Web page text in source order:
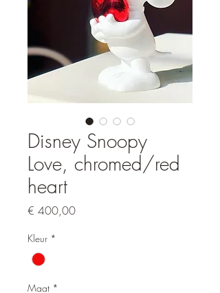
Disney Snoopy
Love, chromed/red
heart
€ 400,00Prijs
Kleur *
Maat *